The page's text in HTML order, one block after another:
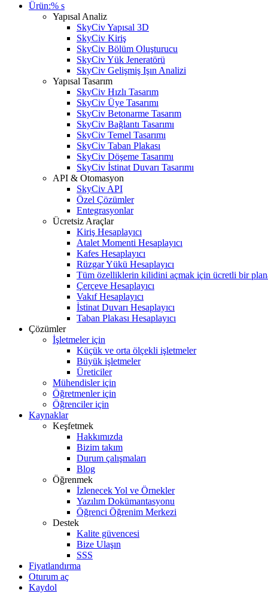
Ürün:% s
Yapısal Analiz
SkyCiv Yapısal 3D
SkyCiv Kiriş
SkyCiv Bölüm Oluşturucu
SkyCiv Yük Jeneratörü
SkyCiv Gelişmiş Işın Analizi
Yapısal Tasarım
SkyCiv Hızlı Tasarım
SkyCiv Üye Tasarımı
SkyCiv Betonarme Tasarım
SkyCiv Bağlantı Tasarımı
SkyCiv Temel Tasarımı
SkyCiv Taban Plakası
SkyCiv Döşeme Tasarımı
SkyCiv İstinat Duvarı Tasarımı
API & Otomasyon
SkyCiv API
Özel Çözümler
Entegrasyonlar
Ücretsiz Araçlar
Kiriş Hesaplayıcı
Atalet Momenti Hesaplayıcı
Kafes Hesaplayıcı
Rüzgar Yükü Hesaplayıcı
Tüm özelliklerin kilidini açmak için ücretli bir
Çerçeve Hesaplayıcı
Vakıf Hesaplayıcı
İstinat Duvarı Hesaplayıcı
Taban Plakası Hesaplayıcı
Çözümler
İşletmeler için
Küçük ve orta ölçekli işletmeler
Büyük işletmeler
Üreticiler
Mühendisler için
Öğretmenler için
Öğrenciler için
Kaynaklar
Keşfetmek
Hakkımızda
Bizim takım
Durum çalışmaları
Blog
Öğrenmek
İzlenecek Yol ve Örnekler
Yazılım Dokümantasyonu
Öğrenci Öğrenim Merkezi
Destek
Kalite güvencesi
Bize Ulaşın
SSS
Fiyatlandırma
Oturum aç
Kaydol